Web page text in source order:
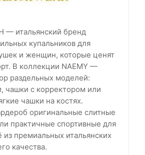
— итальянский бренд
купальников для
и женщин, которые ценят
В коллекции NAEMY —
раздельных моделей:
чашки с корректором или
чашки на костях.
оригинальные слитные
практичные спортивные для
из премиальных итальянских
качества.